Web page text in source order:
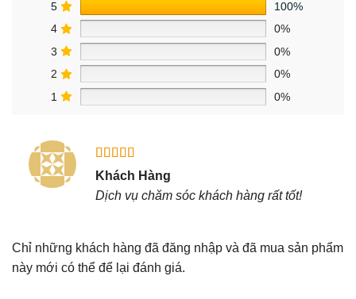
5
100%
4
0%
3
0%
2
0%
1
0%
Được xếp
hạng55
sao
Khách Hàng
Dịch vụ chăm sóc khách hàng rất tốt!
Chỉ những khách hàng đã đăng nhập và đã mua sản phẩm
này mới có thể để lại đánh giá.